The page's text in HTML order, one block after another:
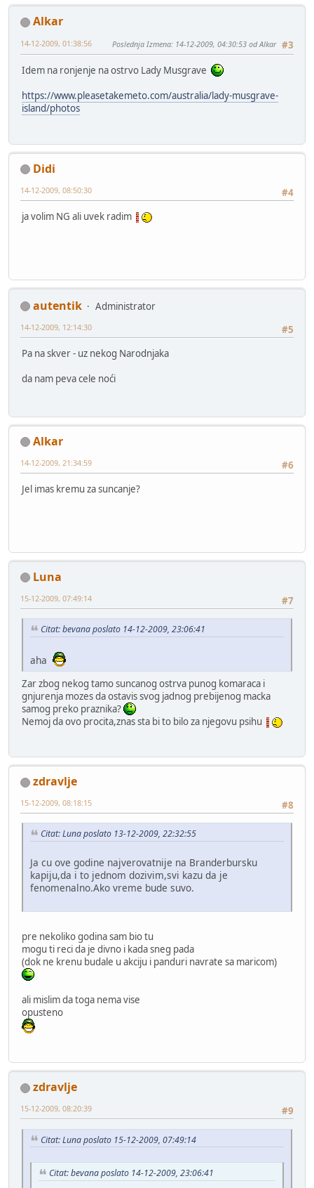
Alkar
#3
14-12-2009, 01:38:56 Poslednja Izmena: 14-12-2009, 04:30:53 od Alkar
Idem na ronjenje na ostrvo Lady Musgrave
https://www.pleasetakemeto.com/australia/lady-musgrave-
island/photos
Didi
#4
14-12-2009, 08:50:30
ja volim NG ali uvek radim
autentik
Administrator
#5
14-12-2009, 12:14:30
Pa na skver - uz nekog Narodnjaka
da nam peva cele noći
Alkar
#6
14-12-2009, 21:34:59
Jel imas kremu za suncanje?
Luna
#7
15-12-2009, 07:49:14
Citat: bevana poslato 14-12-2009, 23:06:41
aha
Zar zbog nekog tamo suncanog ostrva punog komaraca i
gnjurenja mozes da ostavis svog jadnog prebijenog macka
samog preko praznika?
Nemoj da ovo procita,znas sta bi to bilo za njegovu psihu
zdravlje
#8
15-12-2009, 08:18:15
Citat: Luna poslato 13-12-2009, 22:32:55
Ja cu ove godine najverovatnije na Branderbursku
kapiju,da i to jednom dozivim,svi kazu da je
fenomenalno.Ako vreme bude suvo.
pre nekoliko godina sam bio tu
mogu ti reci da je divno i kada sneg pada
(dok ne krenu budale u akciju i panduri navrate sa maricom)
ali mislim da toga nema vise
opusteno
zdravlje
#9
15-12-2009, 08:20:39
Citat: Luna poslato 15-12-2009, 07:49:14
Citat: bevana poslato 14-12-2009, 23:06:41